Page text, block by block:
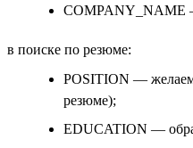
COMPANY_NAME
в поиске по резюме:
POSITION —
резюме);
EDUCATION —